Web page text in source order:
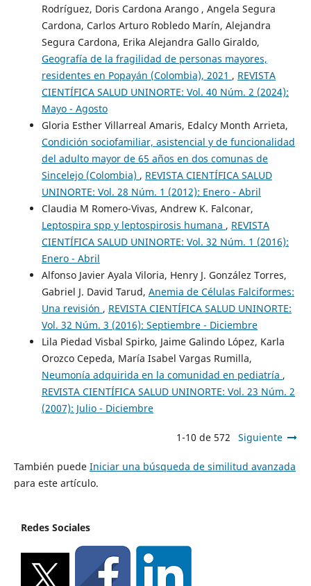
Rodríguez, Doris Cardona Arango , Angela Segura
Cardona, Carlos Arturo Robledo Marín, Alejandra
Segura Cardona, Erika Alejandra Gallo Giraldo,
Geografía de la fragilidad de personas mayores,
residentes en Popayán (Colombia), 2021 , REVISTA
CIENTÍFICA SALUD UNINORTE: Vol. 40 Núm. 2 (2024):
Mayo - Agosto
Gloria Esther Villarreal Amaris, Edalcy Month Arrieta,
Condición sociofamiliar, asistencial y de funcionalidad
del adulto mayor de 65 años en dos comunas de
Sincelejo (Colombia) , REVISTA CIENTÍFICA SALUD
UNINORTE: Vol. 28 Núm. 1 (2012): Enero - Abril
Claudia M Romero-Vivas, Andrew K. Falconar,
Leptospira spp y leptospirosis humana , REVISTA
CIENTÍFICA SALUD UNINORTE: Vol. 32 Núm. 1 (2016):
Enero - Abril
Alfonso Javier Ayala Viloria, Henry J. González Torres,
Gabriel J. David Tarud, Anemia de Células Falciformes:
Una revisión , REVISTA CIENTÍFICA SALUD UNINORTE:
Vol. 32 Núm. 3 (2016): Septiembre - Diciembre
Lila Piedad Visbal Spirko, Jaime Galindo López, Karla
Orozco Cepeda, María Isabel Vargas Rumilla,
Neumonía adquirida en la comunidad en pediatría ,
REVISTA CIENTÍFICA SALUD UNINORTE: Vol. 23 Núm. 2
(2007): Julio - Diciembre
1-10 de 572 Siguiente
También puede Iniciar una búsqueda de similitud avanzada
para este artículo.
Redes Sociales